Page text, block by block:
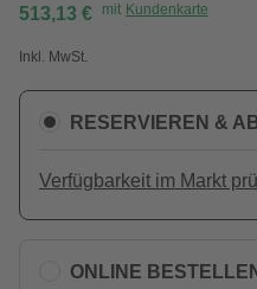
513,13 € mit Kundenkarte
Inkl. MwSt.
RESERVIEREN &
Verfügbarkeit im Markt
ONLINE